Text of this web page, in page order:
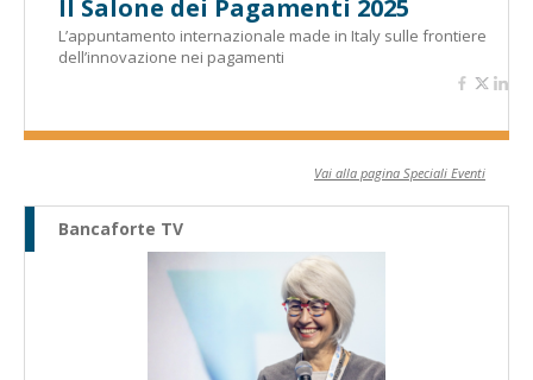
Il Salone dei Pagamenti 2025
L’appuntamento internazionale made in Italy sulle frontiere
dell’innovazione nei pagamenti
Vai alla pagina Speciali Eventi
Bancaforte TV